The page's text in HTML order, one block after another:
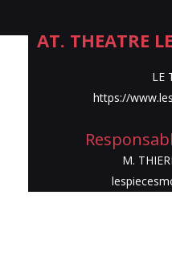
AT. THEATRE
AT. THEATRE
LE
https://
M.